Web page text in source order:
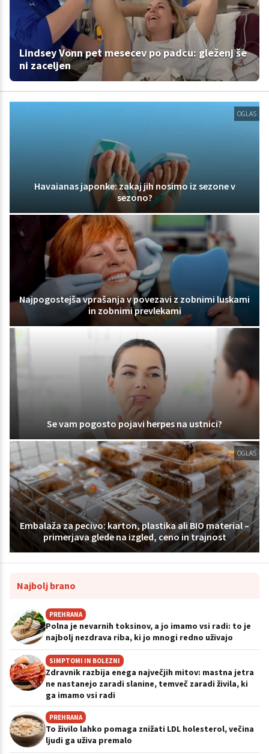
Lindsey Vonn pet mesecev po padcu: gleženj še
ni zaceljen
OGLAS
Havaianas japonke: zakaj jih nosimo iz sezone v
sezono?
Najpogostejša vprašanja v povezavi z zobnimi luskami
in zobnimi prevlekami
Se vam pogosto pojavi herpes na ustnici?
OGLAS
Embalaža za pecivo: karton, plastika ali BIO material –
primerjava glede na izgled, ceno in trajnost
Najbolj brano
PREHRANA
Polna je nevarnih toksinov, a jo imamo vsi radi: to je
najbolj nezdrava riba, ki jo mnogi redno uživajo
SIMPTOMI IN BOLEZNI
Zdravnik razbija enega največjih mitov: mastna jetra
ne nastanejo zaradi slanine, temveč zaradi živila, ki
ga imamo vsi radi
PREHRANA
To živilo lahko pomaga znižati LDL holesterol, večina
ljudi ga uživa premalo